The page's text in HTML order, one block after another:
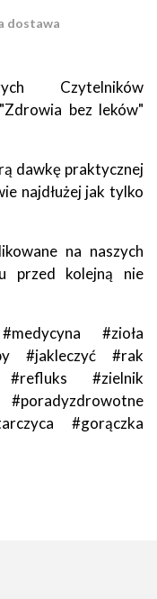
dostawa
Czytelników
bez leków"
dawkę praktycznej
najdłużej jak tylko
na naszych
przed kolejną nie
#zioła
#jakleczyć #rak
#zielnik
#gorączka